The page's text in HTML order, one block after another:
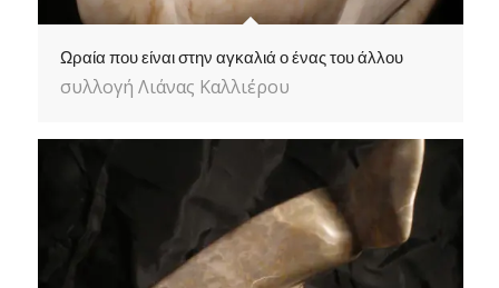
Ωραία που είναι στην αγκαλιά ο ένας του άλλου
συλλογή Λιάνας Καλλιέρου